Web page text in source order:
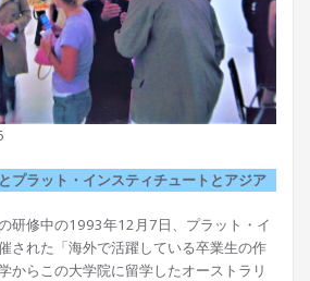
プラット・インスティチュートとアジア
研修中の1993年12月7日、プラット・イ
された「海外で活躍している卒業生の作
からこの大学院に留学したオーストラリ